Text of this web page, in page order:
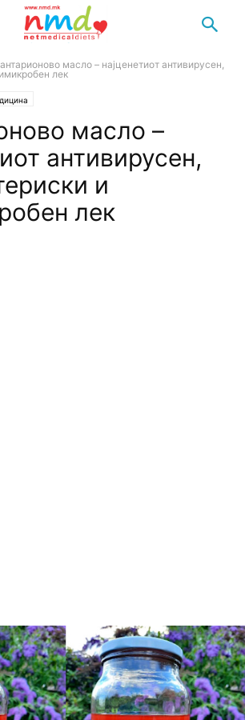
масло – најценетиот антивирусен,
лек
масло –
антивирусен,
и
лек